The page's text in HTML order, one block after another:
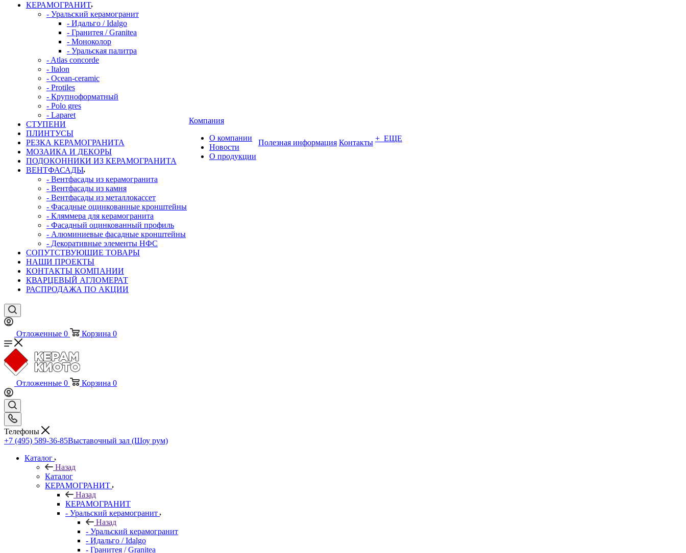
КЕРАМОГРАНИТ
- Уральский керамогранит
- Идальго / Idalgo
- Гранитея / Granitea
- Моноколор
- Уральская палитра
- Atlas concorde
- Italon
- Ocean-ceramic
- Protiles
- Крупноформатный
- Polo gres
- Laparet
СТУПЕНИ
ПЛИНТУСЫ
РЕЗКА КЕРАМОГРАНИТА
МОЗАИКА И ДЕКОРЫ
ПОДОКОННИКИ ИЗ КЕРАМОГРАНИТА
ВЕНТФАСАДЫ
- Вентфасады из керамогранита
- Вентфасады из камня
- Вентфасады из металлокассет
- Фасадные оцинкованные кронштейны
- Кляммера для керамогранита
- Фасадный оцинкованный профиль
- Алюминиевые фасадные кронштейны
- Декоративные элементы НФС
СОПУТСТВУЮЩИЕ ТОВАРЫ
НАШИ ПРОЕКТЫ
КОНТАКТЫ КОМПАНИИ
КВАРЦЕВЫЙ АГЛОМЕРАТ
РАСПРОДАЖА ПО АКЦИИ
Компания
О компании
Новости
О продукции
Полезная информация Контакты + ЕЩЕ
Отложенные 0 Корзина 0
Отложенные 0 Корзина 0
Телефоны
+7 (495) 589-36-85Выставочный зал (Шоу рум)
Каталог
Назад
Каталог
КЕРАМОГРАНИТ
Назад
КЕРАМОГРАНИТ
- Уральский керамогранит
Назад
- Уральский керамогранит
- Идальго / Idalgo
- Гранитея / Granitea